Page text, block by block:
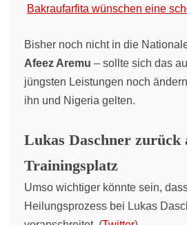
Bisher noch nicht in die
Afeez Aremu – sollte sich das
jüngsten Leistungen noch
ihn und Nigeria gelten.
Lukas Daschner zurück
Trainingsplatz
Umso wichtiger könnte sein,
Heilungsprozess bei Lukas